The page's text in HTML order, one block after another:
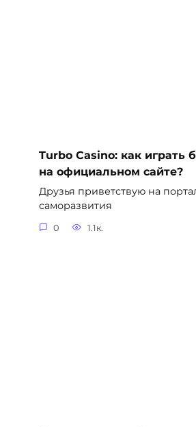
Turbo Casino: как играть
на официальном сайте?
Друзья приветствую на
саморазвития
0 1.1к.